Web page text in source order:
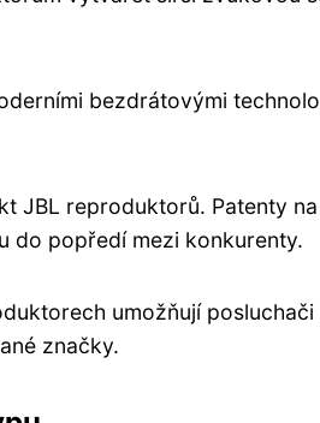
bezdrátovými
JBL reproduktorů. Patenty
do popředí mezi konkurenty.
umožňují
značky.